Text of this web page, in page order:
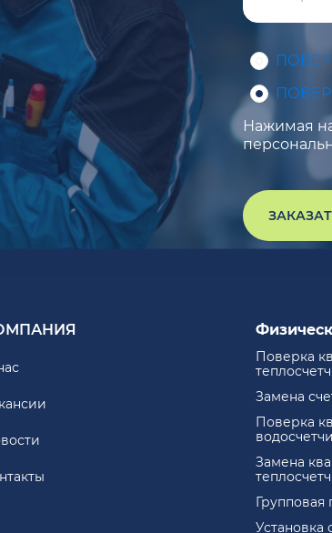
Нажимая на
Поверка
Замена
Поверка
Замена
Групповая
Установка